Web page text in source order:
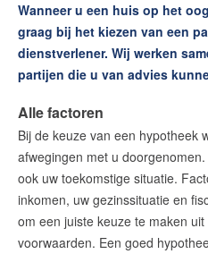
Huis kopen
Onze 10 zekerheden bij
Uw huis kopen in 8 stappen
Aanmelden zoekopdracht
Hypotheekadvies
Aankoop-verkoop
Onze diensten
Contact
Wanneer u een huis op het
graag bij het kiezen van een
dienstverlener. Wij werken
partijen die u van advies
Alle factoren
Bij de keuze van een hypotheek
afwegingen met u
ook uw toekomstige situatie.
inkomen, uw gezinssituatie en
om een juiste keuze te maken
voorwaarden. Een goed